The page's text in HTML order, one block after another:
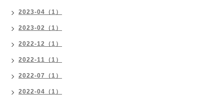
2023-04（1）
2023-02（1）
2022-12（1）
2022-11（1）
2022-07（1）
2022-04（1）